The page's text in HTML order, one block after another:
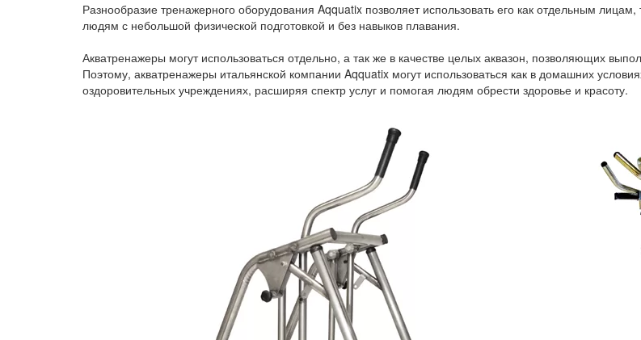
Разнообразие тренажерного оборудования Aqquatix позволяет использовать его как отдельным
людям с небольшой физической подготовкой и без навыков плавания.
Акватренажеры могут использоваться отдельно, а так же в качестве целых аквазон, позволяющих
Поэтому, акватренажеры итальянской компании Aqquatix могут использоваться как в домашних
оздоровительных учреждениях, расширяя спектр услуг и помогая людям обрести здоровье и красоту.